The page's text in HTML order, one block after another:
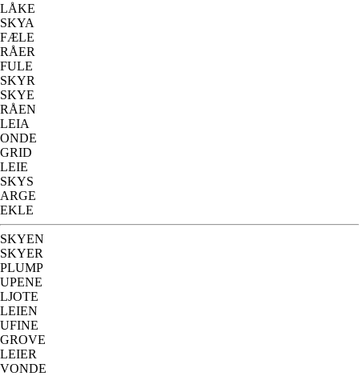
LÅKE
SKYA
FÆLE
RÅER
FULE
SKYR
SKYE
RÅEN
LEIA
ONDE
GRID
LEIE
SKYS
ARGE
EKLE
SKYEN
SKYER
PLUMP
UPENE
LJOTE
LEIEN
UFINE
GROVE
LEIER
VONDE